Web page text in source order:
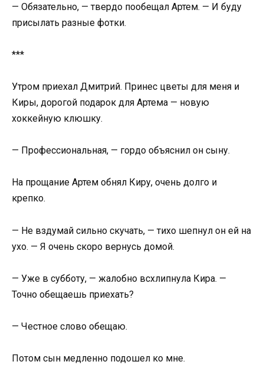
— Обязательно, — твердо пообещал Артем. — И буду
присылать разные фотки.
***
Утром приехал Дмитрий. Принес цветы для меня и
Киры, дорогой подарок для Артема — новую
хоккейную клюшку.
— Профессиональная, — гордо объяснил он сыну.
На прощание Артем обнял Киру, очень долго и
крепко.
— Не вздумай сильно скучать, — тихо шепнул он ей на
ухо. — Я очень скоро вернусь домой.
— Уже в субботу, — жалобно всхлипнула Кира. —
Точно обещаешь приехать?
— Честное слово обещаю.
Потом сын медленно подошел ко мне.